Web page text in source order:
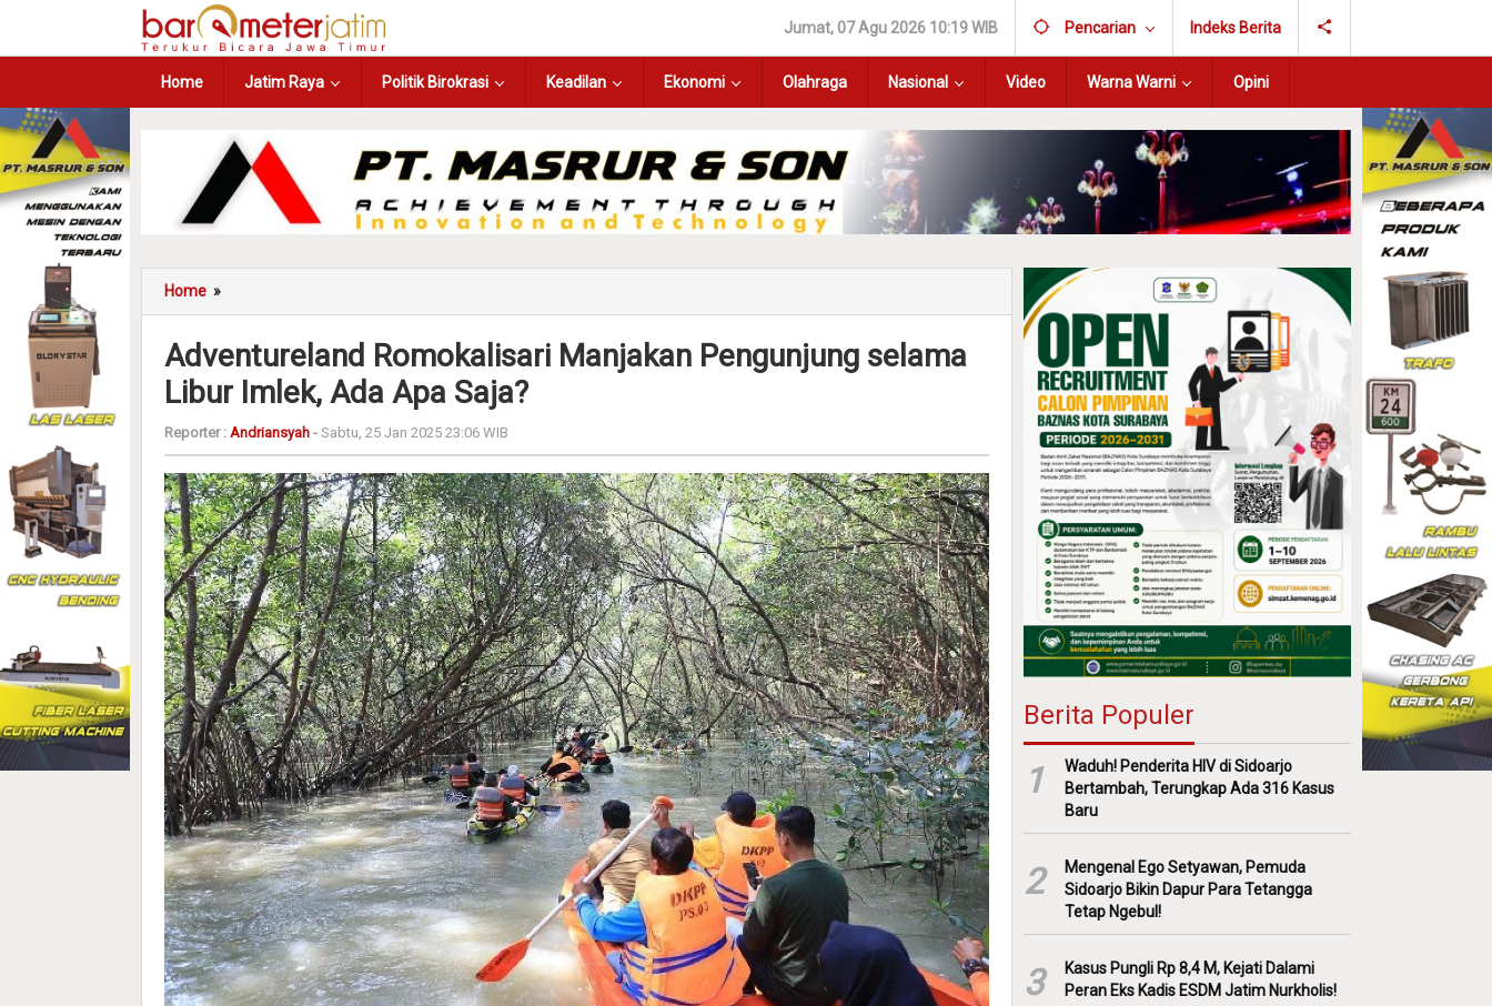
Jumat, 07 Agu 2026 10:19 WIB Pencarian Indeks Berita
Home Jatim Raya Politik Birokrasi Keadilan Ekonomi Olahraga Nasional Video Warna Warni Opini
Home »
Adventureland Romokalisari Manjakan Pengunjung selama
Libur Imlek, Ada Apa Saja?
Reporter : Andriansyah - Sabtu, 25 Jan 2025 23:06 WIB
Berita Populer
1
Waduh! Penderita HIV di Sidoarjo
Bertambah, Terungkap Ada 316 Kasus
Baru
2
Mengenal Ego Setyawan, Pemuda
Sidoarjo Bikin Dapur Para Tetangga
Tetap Ngebul!
3
Kasus Pungli Rp 8,4 M, Kejati Dalami
Peran Eks Kadis ESDM Jatim Nurkholis!